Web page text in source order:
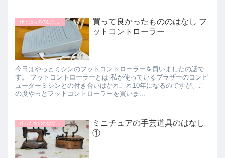
作ったもののはなし
買って良かったもののはなし フ
ットコントローラー
今日はやっとミシンのフットコントローラーを買いましたの話で
す。 フットコントローラーとは 私が使っているブラザーのコンピ
ューターミシンとの付き合いはかれこれ10年になるのですが、こ
の度やっとフットコントローラーを買いま...
作ったもののはなし
ミニチュアの手芸道具のはなし
①